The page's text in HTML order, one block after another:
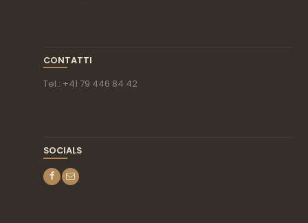
CONTATTI
Tel.: +41 79 446 84 42
SOCIALS